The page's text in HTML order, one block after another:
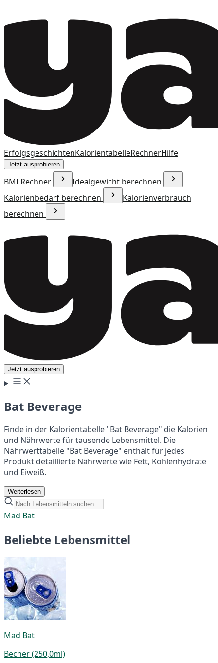
ErfolgsgeschichtenKalorientabelleRechnerHilfe
Jetzt ausprobieren
BMI Rechner
Idealgewicht berechnen
Kalorienbedarf berechnen
Kalorienverbrauch
berechnen
Jetzt ausprobieren
Bat Beverage
Finde in der Kalorientabelle "Bat Beverage" die Kalorien
und Nährwerte für tausende Lebensmittel. Die
Nährwerttabelle "Bat Beverage" enthält für jedes
Produkt detaillierte Nährwerte wie Fett, Kohlenhydrate
und Eiweiß.
Weiterlesen
Mad Bat
Beliebte Lebensmittel
Mad Bat
Becher (250,0ml)